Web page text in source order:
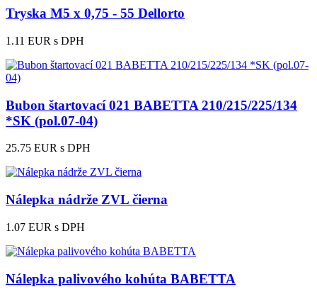
Tryska M5 x 0,75 - 55 Dellorto
1.11 EUR s DPH
Bubon štartovací 021 BABETTA 210/215/225/134
*SK (pol.07-04)
25.75 EUR s DPH
Nálepka nádrže ZVL čierna
1.07 EUR s DPH
Nálepka palivového kohúta BABETTA